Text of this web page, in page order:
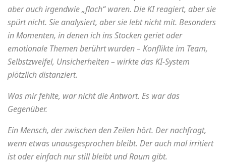
aber auch irgendwie „flach“ waren. Die KI reagiert, aber sie
spürt nicht. Sie analysiert, aber sie lebt nicht mit. Besonders
in Momenten, in denen ich ins Stocken geriet oder
emotionale Themen berührt wurden – Konflikte im Team,
Selbstzweifel, Unsicherheiten – wirkte das KI-System
plötzlich distanziert.
Was mir fehlte, war nicht die Antwort. Es war das
Gegenüber.
Ein Mensch, der zwischen den Zeilen hört. Der nachfragt,
wenn etwas unausgesprochen bleibt. Der auch mal irritiert
ist oder einfach nur still bleibt und Raum gibt.